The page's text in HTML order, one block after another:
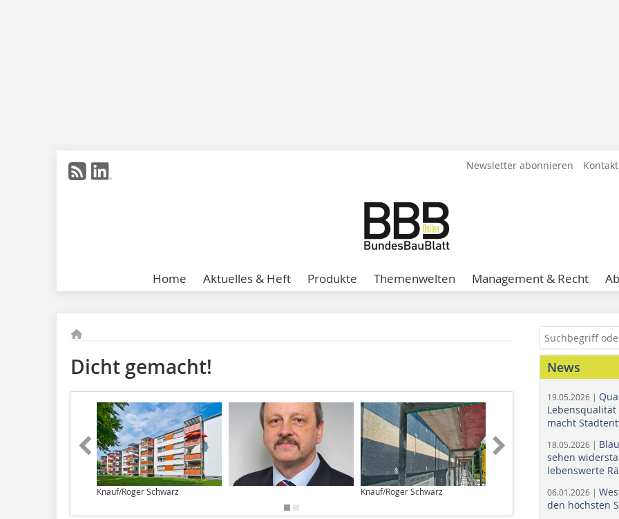
Newsletter abonnieren
Home Aktuelles & Heft Produkte Themenwelten Management & Recht
Dicht gemacht!
Knauf/Roger Schwarz Knauf/Roger Schwarz Knauf/Roger Schwarz
News
19.05.2026 |
macht
18.05.2026 |
sehen
lebenswerte
06.01.2026 |
den höchsten